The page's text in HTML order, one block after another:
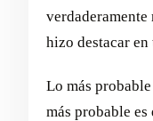
verdaderamente
hizo destacar en
Lo más
más probable